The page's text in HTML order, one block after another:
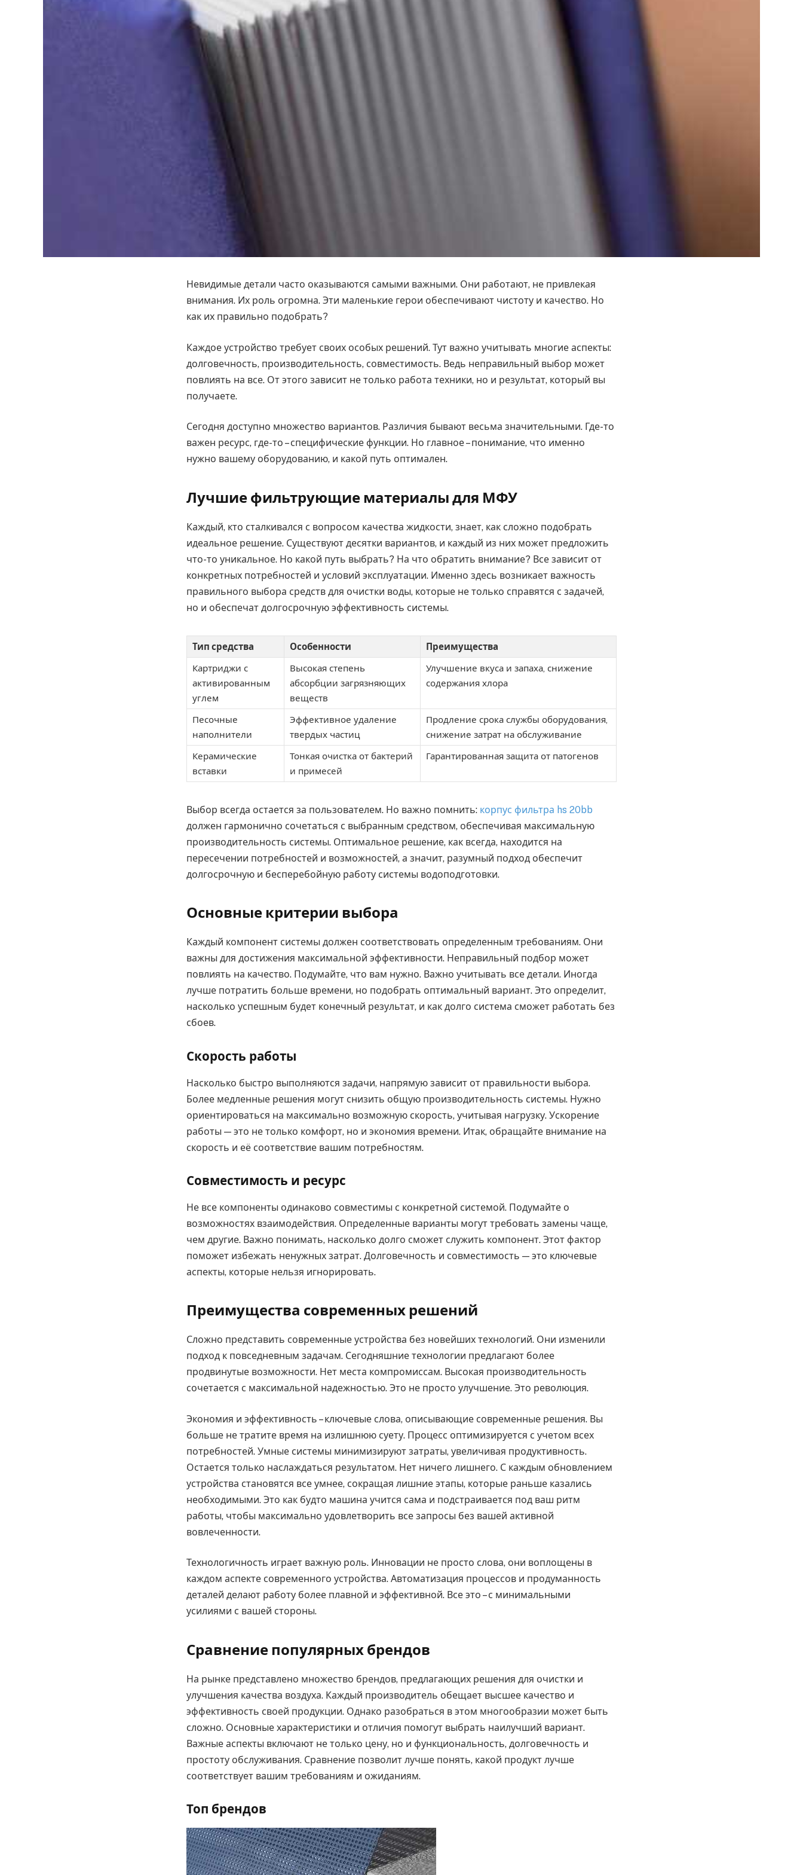
Невидимые детали часто оказываются самыми важными. Они работают, не привлекая
внимания. Их роль огромна. Эти маленькие герои обеспечивают чистоту и качество. Но
как их правильно подобрать?
Каждое устройство требует своих особых решений. Тут важно учитывать многие аспекты:
долговечность, производительность, совместимость. Ведь неправильный выбор может
повлиять на все. От этого зависит не только работа техники, но и результат, который вы
получаете.
Сегодня доступно множество вариантов. Различия бывают весьма значительными. Где-то
важен ресурс, где-то – специфические функции. Но главное – понимание, что именно
нужно вашему оборудованию, и какой путь оптимален.
Лучшие фильтрующие материалы для МФУ
Каждый, кто сталкивался с вопросом качества жидкости, знает, как сложно подобрать
идеальное решение. Существуют десятки вариантов, и каждый из них может предложить
что-то уникальное. Но какой путь выбрать? На что обратить внимание? Все зависит от
конкретных потребностей и условий эксплуатации. Именно здесь возникает важность
правильного выбора средств для очистки воды, которые не только справятся с задачей,
но и обеспечат долгосрочную эффективность системы.
Тип средства Особенности Преимущества
Картриджи с
активированным
углем
Высокая степень
абсорбции загрязняющих
веществ
Улучшение вкуса и запаха, снижение
содержания хлора
Песочные
наполнители
Эффективное удаление
твердых частиц
Продление срока службы оборудования,
снижение затрат на обслуживание
Керамические
вставки
Тонкая очистка от бактерий
и примесей
Гарантированная защита от патогенов
Выбор всегда остается за пользователем. Но важно помнить: корпус фильтра hs 20bb
должен гармонично сочетаться с выбранным средством, обеспечивая максимальную
производительность системы. Оптимальное решение, как всегда, находится на
пересечении потребностей и возможностей, а значит, разумный подход обеспечит
долгосрочную и бесперебойную работу системы водоподготовки.
Основные критерии выбора
Каждый компонент системы должен соответствовать определенным требованиям. Они
важны для достижения максимальной эффективности. Неправильный подбор может
повлиять на качество. Подумайте, что вам нужно. Важно учитывать все детали. Иногда
лучше потратить больше времени, но подобрать оптимальный вариант. Это определит,
насколько успешным будет конечный результат, и как долго система сможет работать без
сбоев.
Скорость работы
Насколько быстро выполняются задачи, напрямую зависит от правильности выбора.
Более медленные решения могут снизить общую производительность системы. Нужно
ориентироваться на максимально возможную скорость, учитывая нагрузку. Ускорение
работы — это не только комфорт, но и экономия времени. Итак, обращайте внимание на
скорость и её соответствие вашим потребностям.
Совместимость и ресурс
Не все компоненты одинаково совместимы с конкретной системой. Подумайте о
возможностях взаимодействия. Определенные варианты могут требовать замены чаще,
чем другие. Важно понимать, насколько долго сможет служить компонент. Этот фактор
поможет избежать ненужных затрат. Долговечность и совместимость — это ключевые
аспекты, которые нельзя игнорировать.
Преимущества современных решений
Сложно представить современные устройства без новейших технологий. Они изменили
подход к повседневным задачам. Сегодняшние технологии предлагают более
продвинутые возможности. Нет места компромиссам. Высокая производительность
сочетается с максимальной надежностью. Это не просто улучшение. Это революция.
Экономия и эффективность – ключевые слова, описывающие современные решения. Вы
больше не тратите время на излишнюю суету. Процесс оптимизируется с учетом всех
потребностей. Умные системы минимизируют затраты, увеличивая продуктивность.
Остается только наслаждаться результатом. Нет ничего лишнего. С каждым обновлением
устройства становятся все умнее, сокращая лишние этапы, которые раньше казались
необходимыми. Это как будто машина учится сама и подстраивается под ваш ритм
работы, чтобы максимально удовлетворить все запросы без вашей активной
вовлеченности.
Технологичность играет важную роль. Инновации не просто слова, они воплощены в
каждом аспекте современного устройства. Автоматизация процессов и продуманность
деталей делают работу более плавной и эффективной. Все это – с минимальными
усилиями с вашей стороны.
Сравнение популярных брендов
На рынке представлено множество брендов, предлагающих решения для очистки и
улучшения качества воздуха. Каждый производитель обещает высшее качество и
эффективность своей продукции. Однако разобраться в этом многообразии может быть
сложно. Основные характеристики и отличия помогут выбрать наилучший вариант.
Важные аспекты включают не только цену, но и функциональность, долговечность и
простоту обслуживания. Сравнение позволит лучше понять, какой продукт лучше
соответствует вашим требованиям и ожиданиям.
Топ брендов